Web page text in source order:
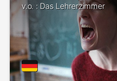
v.o. : Das Lehrerzimmer